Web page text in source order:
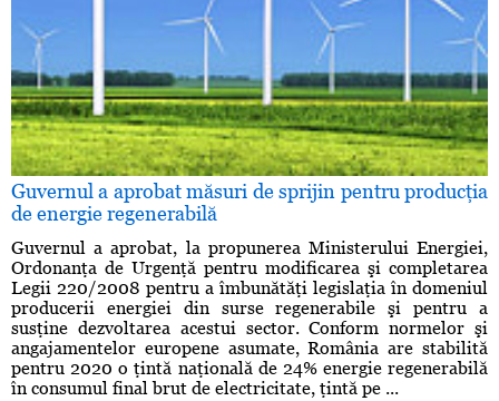
Guvernul a aprobat măsuri de sprijin pentru producţia
de energie regenerabilă
Guvernul a aprobat, la propunerea Ministerului Energiei,
Ordonanţa de Urgenţă pentru modificarea şi completarea
Legii 220/2008 pentru a îmbunătăţi legislaţia în domeniul
producerii energiei din surse regenerabile şi pentru a
susţine dezvoltarea acestui sector. Conform normelor şi
angajamentelor europene asumate, România are stabilită
pentru 2020 o ţintă naţională de 24% energie regenerabilă
în consumul final brut de electricitate, ţintă pe ...